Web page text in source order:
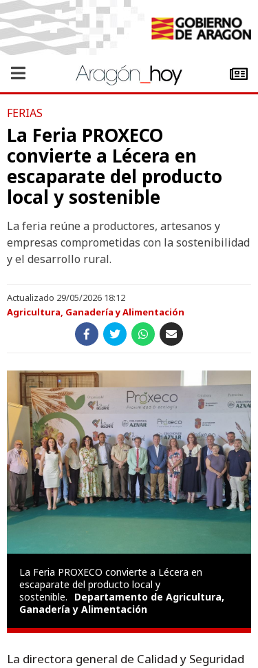
FERIAS
La Feria PROXECO
convierte a Lécera en
escaparate del producto
local y sostenible
La feria reúne a productores, artesanos y
empresas comprometidas con la sostenibilidad
y el desarrollo rural.
Actualizado 29/05/2026 18:12
Agricultura, Ganadería y Alimentación
La Feria PROXECO convierte a Lécera en
escaparate del producto local y
sostenible.
Departamento de Agricultura,
Ganadería y Alimentación
La directora general de Calidad y Seguridad